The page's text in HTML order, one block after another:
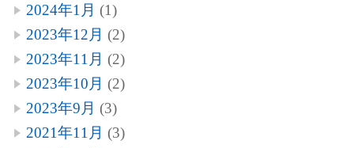
2024年1月 (1)
2023年12月 (2)
2023年11月 (2)
2023年10月 (2)
2023年9月 (3)
2021年11月 (3)